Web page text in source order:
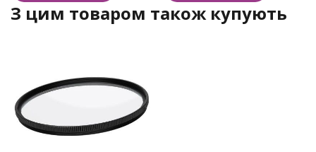
З цим товаром також купують